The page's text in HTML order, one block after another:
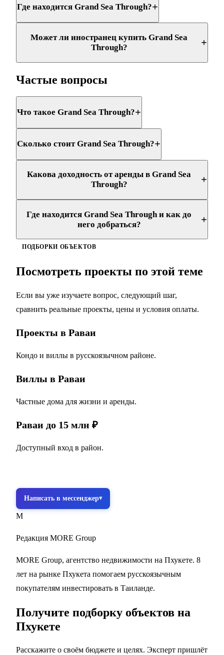
Где находится Grand Sea Through?+
Может ли иностранец купить Grand Sea
Through?
+
Частые вопросы
Что такое Grand Sea Through?+
Сколько стоит Grand Sea Through?+
Какова доходность от аренды в Grand Sea
Through?
+
Где находится Grand Sea Through и как до
него добраться?
+
ПОДБОРКИ ОБЪЕКТОВ
Посмотреть проекты по этой теме
Если вы уже изучаете вопрос, следующий шаг,
сравнить реальные проекты, цены и условия оплаты.
Проекты в Раваи
Кондо и виллы в русскоязычном районе.
Виллы в Раваи
Частные дома для жизни и аренды.
Раваи до 15 млн ₽
Доступный вход в район.
Написать в мессенджер
M
Редакция MORE Group
MORE Group, агентство недвижимости на Пхукете. 8
лет на рынке Пхукета помогаем русскоязычным
покупателям инвестировать в Таиланде.
Получите подборку объектов на
Пхукете
Расскажите о своём бюджете и целях. Эксперт пришлёт